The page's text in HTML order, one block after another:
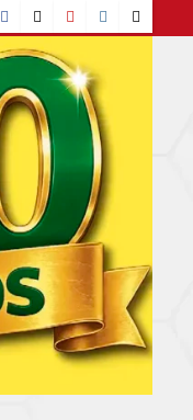
Facebook
TikTokYouTube
Instagram
X